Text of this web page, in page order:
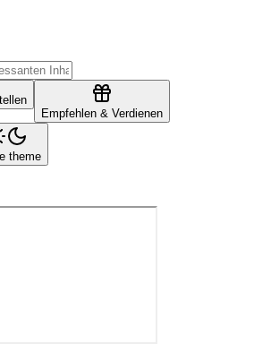
Empfehlen & Verdienen
theme